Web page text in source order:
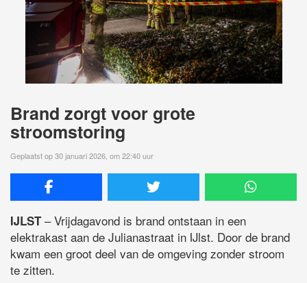
Brand zorgt voor grote
stroomstoring
Geplaatst op 30 januari 2026, om 22:40 uur
IJLST– Vrijdagavond is brand ontstaan in een
elektrakast aan de Julianastraat in IJlst. Door de brand
kwam een groot deel van de omgeving zonder stroom
te zitten.